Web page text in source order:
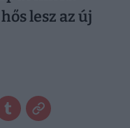
lesz az új